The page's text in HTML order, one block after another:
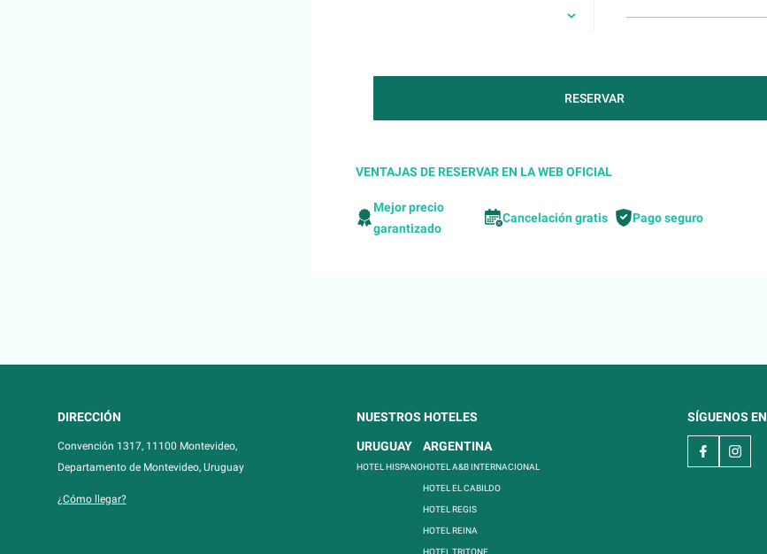
RESERVAR
VENTAJAS DE RESERVAR EN LA WEB OFICIAL
Mejor precio
garantizado
Cancelación gratis Pago seguro
DIRECCIÓN
Convención 1317, 11100 Montevideo,
Departamento de Montevideo, Uruguay
¿Cómo llegar?
NUESTROS HOTELES
URUGUAY
HOTEL HISPANO
ARGENTINA
HOTEL A&B INTERNACIONAL
HOTEL EL CABILDO
HOTEL REGIS
HOTEL REINA
HOTEL TRITONE
SÍGUENOS EN